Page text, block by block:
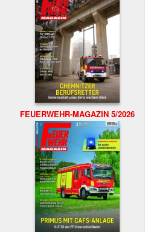
FEUERWEHR-MAGAZIN 5/2026